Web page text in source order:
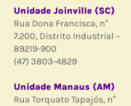
Unidade Joinville (SC)
Rua Dona Francisca, n°
7.200, Distrito Industrial –
89219-900
(47) 3803-4829
Unidade Manaus (AM)
Rua Torquato Tapajós, n°